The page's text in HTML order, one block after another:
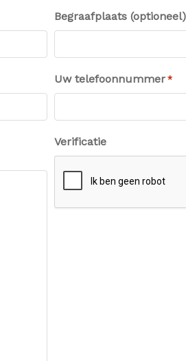
Begraafplaats (optioneel)
Uw telefoonnummer *
Verificatie